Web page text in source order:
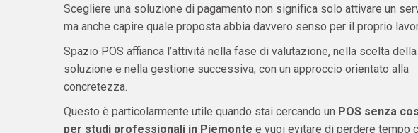
Scegliere una soluzione di pagamento non significa solo attivare un
ma anche capire quale proposta abbia davvero senso per il proprio
Spazio POS affianca l’attività nella fase di valutazione, nella scelta della
soluzione e nella gestione successiva, con un approccio orientato alla
concretezza.
Questo è particolarmente utile quando stai cercando un POS senza
per studi professionali in Piemonte e vuoi evitare di perdere tempo